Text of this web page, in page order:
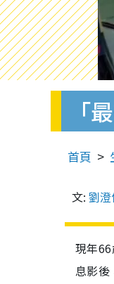
「
首頁
文: 劉
現年
息影後